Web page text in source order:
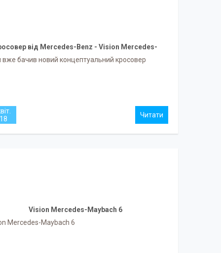
від Mercedes-Benz - Vision Mercedes-
Maybach Ultimate Luxury.
вже бачив новий концептуальний кросовер
Vision Mercedes-Maybach 6
Mercedes-Maybach 6